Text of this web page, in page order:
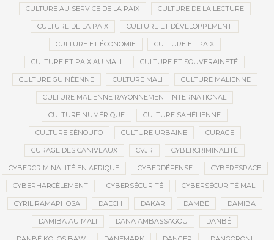
CULTURE AU SERVICE DE LA PAIX CULTURE DE LA LECTURE
CULTURE DE LA PAIX CULTURE ET DÉVELOPPEMENT
CULTURE ET ÉCONOMIE CULTURE ET PAIX
CULTURE ET PAIX AU MALI CULTURE ET SOUVERAINETÉ
CULTURE GUINÉENNE CULTURE MALI CULTURE MALIENNE
CULTURE MALIENNE RAYONNEMENT INTERNATIONAL
CULTURE NUMÉRIQUE CULTURE SAHÉLIENNE
CULTURE SÉNOUFO CULTURE URBAINE CURAGE
CURAGE DES CANIVEAUX CVJR CYBERCRIMINALITÉ
CYBERCRIMINALITÉ EN AFRIQUE CYBERDÉFENSE CYBERESPACE
CYBERHARCÈLEMENT CYBERSÉCURITÉ CYBERSÉCURITÉ MALI
CYRIL RAMAPHOSA DAECH DAKAR DAMBÉ DAMIBA
DAMIBA AU MALI DANA AMBASSAGOU DANBÉ